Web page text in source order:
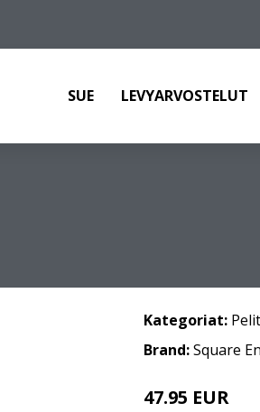
SUE LEVYARVOSTELUT
Kategoriat: Pelit
Brand:Square
47.95 EUR